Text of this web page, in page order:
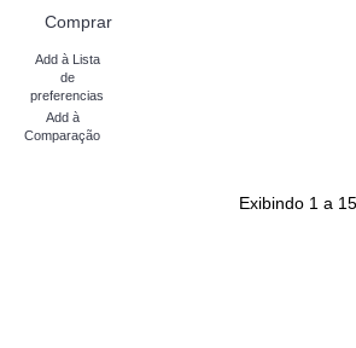
Comprar
Add à Lista
de
preferencias
Add à
Comparação
Exibindo 1 a